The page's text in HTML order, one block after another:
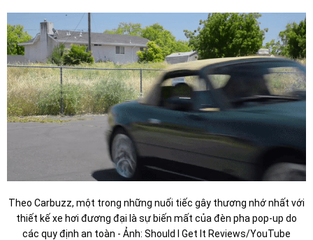
Theo Carbuzz, một trong những nuối tiếc gây thương nhớ nhất với
thiết kế xe hơi đương đại là sự biến mất của đèn pha pop-up do
các quy định an toàn - Ảnh: Should I Get It Reviews/YouTube